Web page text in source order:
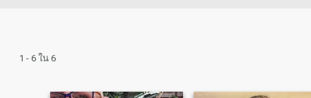
1 - 6 ใน 6